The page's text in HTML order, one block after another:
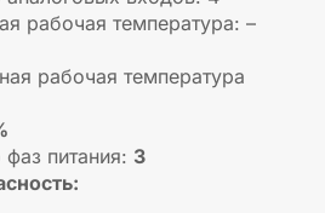
рабочая температура: –
рабочая температура
питания: 3